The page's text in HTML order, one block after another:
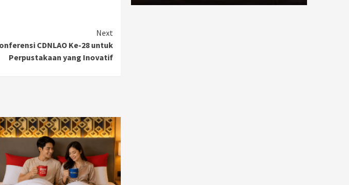
Next
CDNLAO Ke-28 untuk
Perpustakaan yang Inovatif